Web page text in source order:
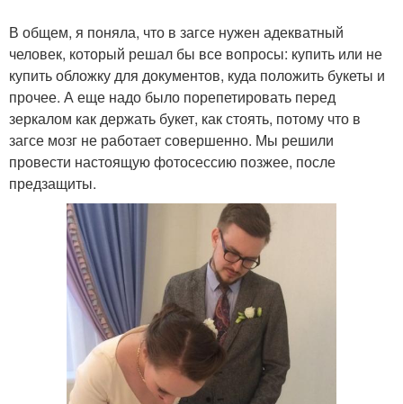
В общем, я поняла, что в загсе нужен адекватный
человек, который решал бы все вопросы: купить или не
купить обложку для документов, куда положить букеты и
прочее. А еще надо было порепетировать перед
зеркалом как держать букет, как стоять, потому что в
загсе мозг не работает совершенно. Мы решили
провести настоящую фотосессию позжее, после
предзащиты.